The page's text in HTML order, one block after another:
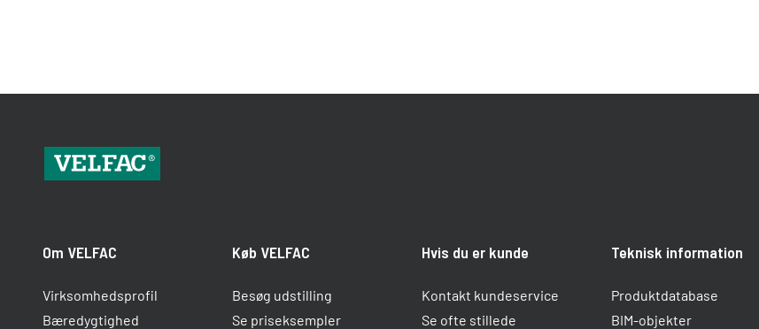
Om VELFAC
Virksomhedsprofil
Bæredygtighed
Køb VELFAC
Besøg udstilling
Se priseksempler
Hvis du er kunde
Kontakt kundeservice
Se ofte stillede
Teknisk information
Produktdatabase
BIM-objekter